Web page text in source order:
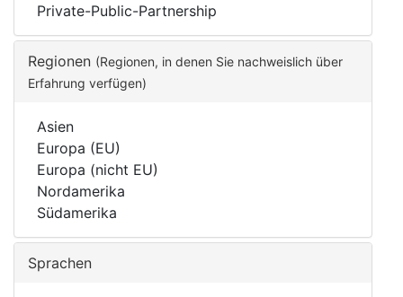
Private-Public-Partnership
Regionen (Regionen, in denen Sie nachweislich über
Erfahrung verfügen)
Asien
Europa (EU)
Europa (nicht EU)
Nordamerika
Südamerika
Sprachen